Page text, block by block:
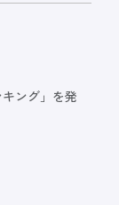
ング」を発